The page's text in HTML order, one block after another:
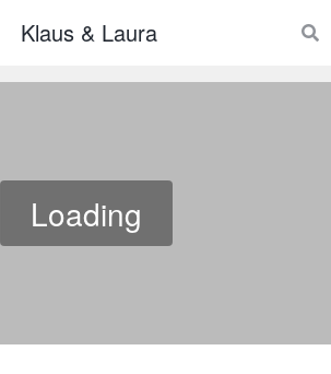
Klaus & Laura
Loading